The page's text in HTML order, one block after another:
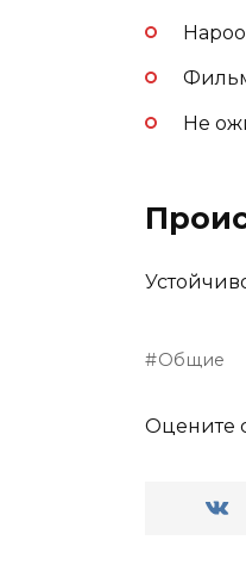
Не
Общие
Оцените